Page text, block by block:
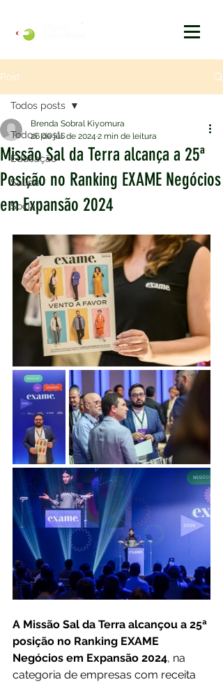
Post
Todos posts
Educação
Saúde
Social
Todos posts
Missão Sal da Terra alcança a 25ª
Posição no Ranking EXAME Negócios
em Expansão 2024
Brenda Sobral Kiyomura
26 de jul. de 2024 2 min de leitura
A Missão Sal da Terra alcançou a 25ª
posição no Ranking EXAME
Negócios em Expansão 2024, na
categoria de empresas com receita